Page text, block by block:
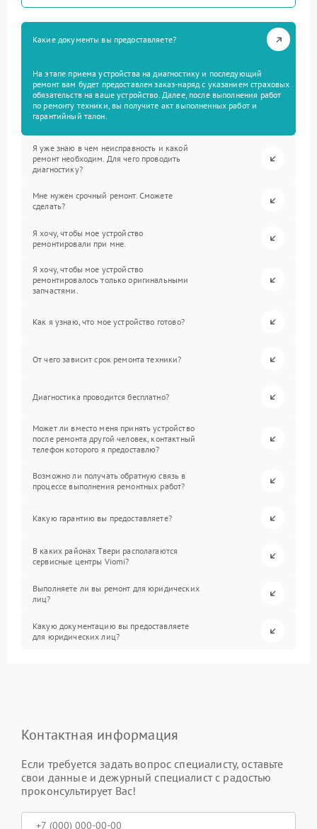
Какие документы вы предоставляете?
На этапе приема устройства на диагностику и последующий
ремонт вам будет предоставлен заказ-наряд с указанием страховых
обязательств на ваше устройство. Далее, после выполнения работ
по ремонту техники, вы получите акт выполненных работ и
гарантийный талон.
Я уже знаю в чем неисправность и какой
ремонт необходим. Для чего проводить
диагностику?
Мне нужен срочный ремонт. Сможете
сделать?
Я хочу, чтобы мое устройство
ремонтировали при мне.
Я хочу, чтобы мое устройство
ремонтировалось только оригинальными
запчастями.
Как я узнаю, что мое устройство готово?
От чего зависит срок ремонта техники?
Диагностика проводится бесплатно?
Может ли вместо меня принять устройство
после ремонта другой человек, контактный
телефон которого я предоставлю?
Возможно ли получать обратную связь в
процессе выполнения ремонтных работ?
Какую гарантию вы предоставляете?
В каких районах Твери располагаются
сервисные центры Viomi?
Выполняете ли вы ремонт для юридических
лиц?
Какую документацию вы предоставляете
для юридических лиц?
Контактная информация
Если требуется задать вопрос специалисту, оставьте
свои данные и дежурный специалист с радостью
проконсультирует Вас!